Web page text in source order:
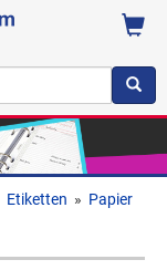
Etiketten » Papier